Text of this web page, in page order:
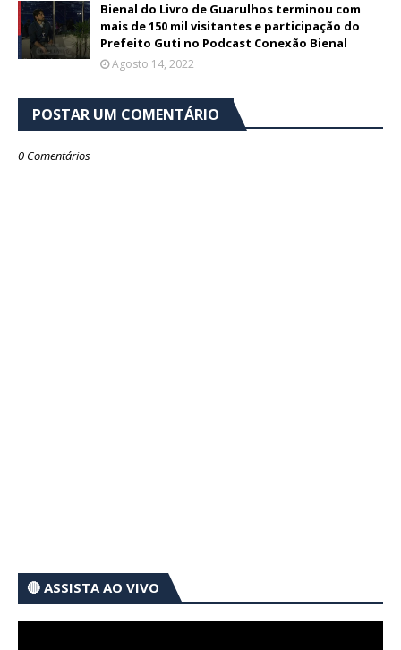
Bienal do Livro de Guarulhos terminou com
mais de 150 mil visitantes e participação do
Prefeito Guti no Podcast Conexão Bienal
Agosto 14, 2022
POSTAR UM COMENTÁRIO
0 Comentários
🔴 ASSISTA AO VIVO